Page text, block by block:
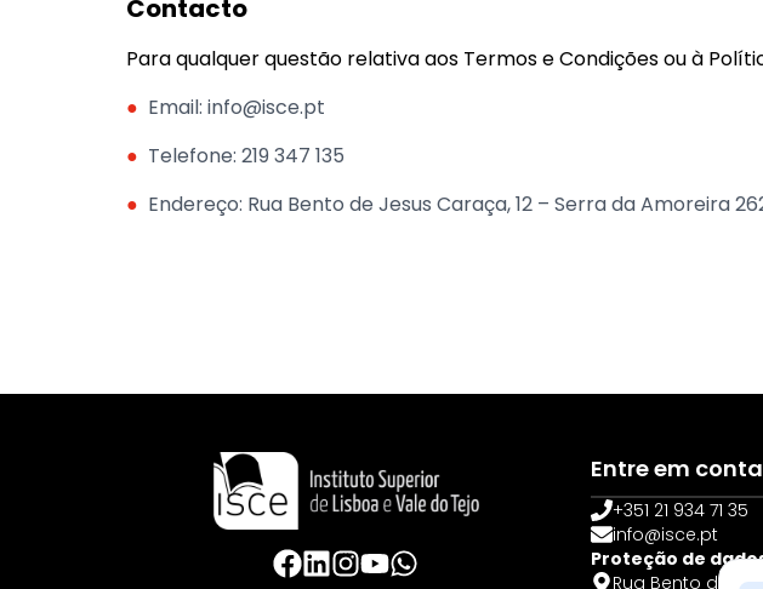
Contacto
Para qualquer questão relativa aos Termos e Condições ou à
● Email: info@isce.pt
● Telefone: 219 347 135
● Endereço: Rua Bento de Jesus Caraça, 12 – Serra da Amoreira
Entre em
+351 21 934 71 35
info@isce.pt
Proteção de
Rua Bento de